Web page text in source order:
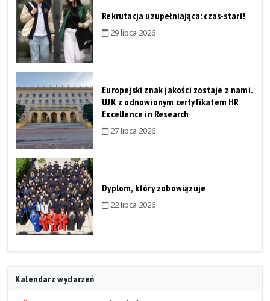
Rekrutacja uzupełniająca: czas-start!
29 lipca 2026
Europejski znak jakości zostaje z nami.
UJK z odnowionym certyfikatem HR
Excellence in Research
27 lipca 2026
Dyplom, który zobowiązuje
22 lipca 2026
Kalendarz wydarzeń